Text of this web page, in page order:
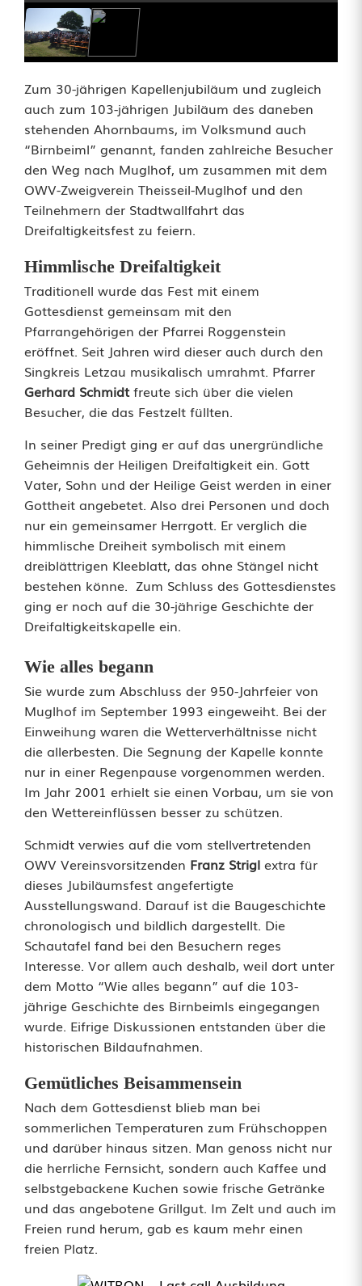
l
t
g
k
e
i
t
s
f
e
s
t
a
m
B
i
r
n
b
e
i
m
l
i
n
M
u
g
l
h
o
f
Zum 30-jährigen Kapellenjubiläum und zugleich
auch zum 103-jährigen Jubiläum des daneben
stehenden Ahornbaums, im Volksmund auch
“Birnbeiml” genannt, fanden zahlreiche Besucher
den Weg nach Muglhof, um zusammen mit dem
OWV-Zweigverein Theisseil-Muglhof und den
Teilnehmern der Stadtwallfahrt das
Dreifaltigkeitsfest zu feiern.
Himmlische Dreifaltigkeit
Traditionell wurde das Fest mit einem
Gottesdienst gemeinsam mit den
Pfarrangehörigen der Pfarrei Roggenstein
eröffnet. Seit Jahren wird dieser auch durch den
Singkreis Letzau musikalisch umrahmt. Pfarrer
Gerhard Schmidtfreute sich über die vielen
Besucher, die das Festzelt füllten.
In seiner Predigt ging er auf das unergründliche
Geheimnis der Heiligen Dreifaltigkeit ein. Gott
Vater, Sohn und der Heilige Geist werden in einer
Gottheit angebetet. Also drei Personen und doch
nur ein gemeinsamer Herrgott. Er verglich die
himmlische Dreiheit symbolisch mit einem
dreiblättrigen Kleeblatt, das ohne Stängel nicht
bestehen könne. Zum Schluss des Gottesdienstes
ging er noch auf die 30-jährige Geschichte der
Dreifaltigkeitskapelle ein.
Wie alles begann
Sie wurde zum Abschluss der 950-Jahrfeier von
Muglhof im September 1993 eingeweiht. Bei der
Einweihung waren die Wetterverhältnisse nicht
die allerbesten. Die Segnung der Kapelle konnte
nur in einer Regenpause vorgenommen werden.
Im Jahr 2001 erhielt sie einen Vorbau, um sie von
den Wettereinflüssen besser zu schützen.
Schmidt verwies auf die vom stellvertretenden
OWV Vereinsvorsitzenden Franz Strigl extra für
dieses Jubiläumsfest angefertigte
Ausstellungswand. Darauf ist die Baugeschichte
chronologisch und bildlich dargestellt. Die
Schautafel fand bei den Besuchern reges
Interesse. Vor allem auch deshalb, weil dort unter
dem Motto “Wie alles begann” auf die 103-
jährige Geschichte des Birnbeimls eingegangen
wurde. Eifrige Diskussionen entstanden über die
historischen Bildaufnahmen.
Gemütliches Beisammensein
Nach dem Gottesdienst blieb man bei
sommerlichen Temperaturen zum Frühschoppen
und darüber hinaus sitzen. Man genoss nicht nur
die herrliche Fernsicht, sondern auch Kaffee und
selbstgebackene Kuchen sowie frische Getränke
und das angebotene Grillgut. Im Zelt und auch im
Freien rund herum, gab es kaum mehr einen
freien Platz.